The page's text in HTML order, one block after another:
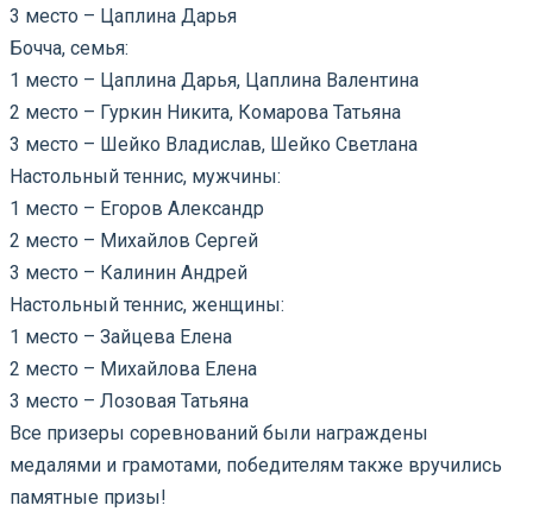
3 место – Цаплина Дарья
Бочча, семья:
1 место – Цаплина Дарья, Цаплина Валентина
2 место – Гуркин Никита, Комарова Татьяна
3 место – Шейко Владислав, Шейко Светлана
Настольный теннис, мужчины:
1 место – Егоров Александр
2 место – Михайлов Сергей
3 место – Калинин Андрей
Настольный теннис, женщины:
1 место – Зайцева Елена
2 место – Михайлова Елена
3 место – Лозовая Татьяна
Все призеры соревнований были награждены
медалями и грамотами, победителям также вручились
памятные призы!